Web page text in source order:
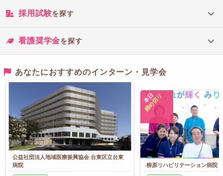
採用試験を探す
看護奨学金を探す
あなたにおすすめのインターン・見学会
公益社団法人地域医療振興協会 台東区立台東
病院
本日
締め切り
柳原リハビリテーション病院